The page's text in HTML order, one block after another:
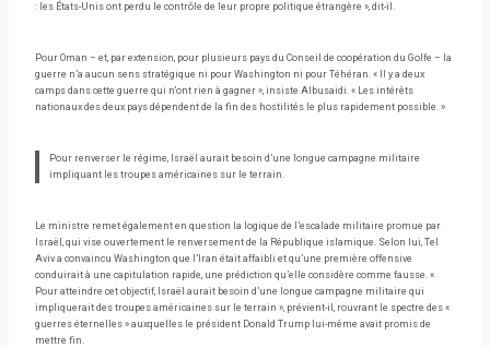
: les États-Unis ont perdu le contrôle de leur propre politique étrangère », dit-il.
Pour Oman – et, par extension, pour plusieurs pays du Conseil de coopération du Golfe – la
guerre n’a aucun sens stratégique ni pour Washington ni pour Téhéran. « Il y a deux
camps dans cette guerre qui n'ont rien à gagner », insiste Albusaidi. « Les intérêts
nationaux des deux pays dépendent de la fin des hostilités le plus rapidement possible. »
Pour renverser le régime, Israël aurait besoin d’une longue campagne militaire
impliquant les troupes américaines sur le terrain.
Le ministre remet également en question la logique de l’escalade militaire promue par
Israël, qui vise ouvertement le renversement de la République islamique. Selon lui, Tel
Aviv a convaincu Washington que l’Iran était affaibli et qu’une première offensive
conduirait à une capitulation rapide, une prédiction qu’elle considère comme fausse. «
Pour atteindre cet objectif, Israël aurait besoin d’une longue campagne militaire qui
impliquerait des troupes américaines sur le terrain », prévient-il, rouvrant le spectre des «
guerres éternelles » auxquelles le président Donald Trump lui-même avait promis de
mettre fin.